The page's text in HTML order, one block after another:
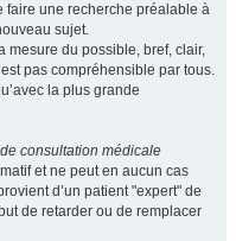
faire une recherche préalable à
sujet.
mesure du possible, bref, clair,
pas compréhensible par tous.
la plus grande
consultation médicale
et ne peut en aucun cas
d’un patient "expert" de
de retarder ou de remplacer